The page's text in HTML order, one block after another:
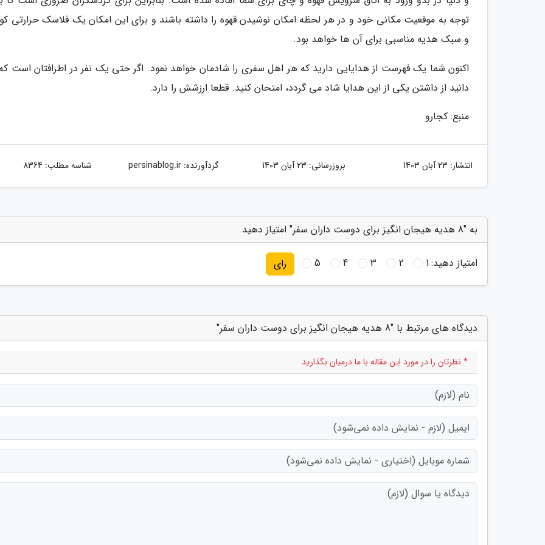
توجه به موقعیت مکانی خود و در هر لحظه امکان نوشیدن قهوه را داشته باشند و برای این امکان یک فلاسک حرارتی
و سبک هدیه مناسبی برای آن ها خواهد بود.
اکنون شما یک فهرست از هدایایی دارید که هر اهل سفری را شادمان خواهد نمود. اگر حتی یک نفر در اطرافتان است
دانید از داشتن یکی از این هدایا شاد می گردد، امتحان کنید. قطعا ارزشش را دارد.
منبع: کجارو
انتشار: 23 آبان 1403 بروزرسانی: 23 آبان 1403 گردآورنده:persinablog.ir شناسه مطلب: 8364
به "8 هدیه هیجان انگیز برای دوست داران سفر" امتیاز دهید
امتیاز دهید:1
2
3
4
5 رای
دیدگاه های مرتبط با "8 هدیه هیجان انگیز برای دوست داران سفر"
* نظرتان را در مورد این مقاله با ما درمیان بگذارید